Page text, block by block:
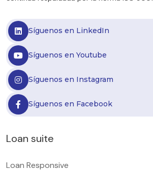
Síguenos en LinkedIn
Síguenos en Youtube
Síguenos en Instagram
Síguenos en Facebook
Loan suite
Loan Responsive